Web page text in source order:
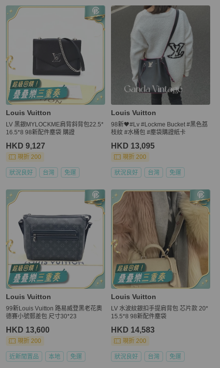
更多相似Louis Vuitton女包推薦精品
Louis Vuitton
LV 黑銀MYLOCKME肩背斜背包22.5*
16.5*8 98新配件塵袋 購證
HKD 9,127
現折 200
狀況良好 台灣 免運
Louis Vuitton
98新🖤#Lv #Lockme Bucket #黑色荔
枝紋 #水桶包 #塵袋購證紙卡
HKD 13,095
現折 200
狀況良好 台灣 免運
Louis Vuitton
99新Louis Vuitton 路易威登黑老花奧
德賽小號郵差包 尺寸30*23
HKD 13,600
現折 200
近新閒置品 本地 免運
Louis Vuitton
LV 水波紋銀扣手提肩背包 芯片款 20*
15.5*8 98新配件塵袋
HKD 14,583
現折 200
狀況良好 台灣 免運